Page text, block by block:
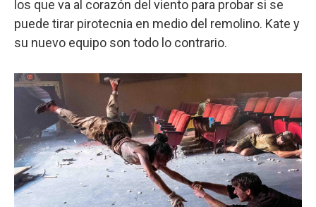
los que va al corazón del viento para probar si se
puede tirar pirotecnia en medio del remolino. Kate y
su nuevo equipo son todo lo contrario.